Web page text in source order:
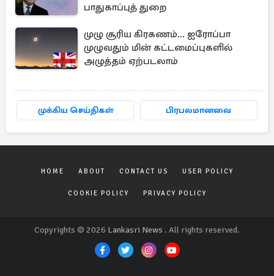
பாதுகாப்புத் துறை
முழு சூரிய கிரகணம்... ஐரோப்பா
முழுவதும் மின் கட்டமைப்புகளில்
அழுத்தம் ஏற்படலாம்
முக்கிய செய்திகள் பிரபலமானவை
HOME ABOUT CONTACT US USER POLICY
COOKIE POLICY PRIVACY POLICY
Copyrights © 2026 Lankasri News . All rights reserved.